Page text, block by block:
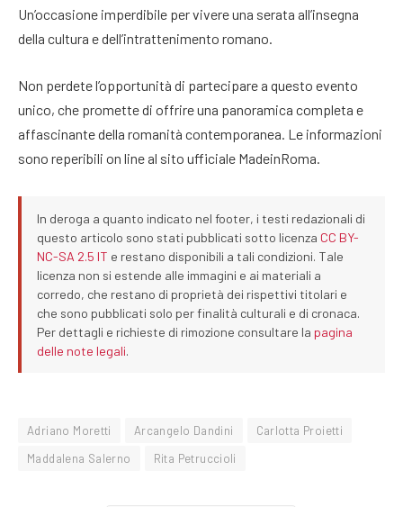
Un’occasione imperdibile per vivere una serata all’insegna
della cultura e dell’intrattenimento romano.
Non perdete l’opportunità di partecipare a questo evento
unico, che promette di offrire una panoramica completa e
affascinante della romanità contemporanea. Le informazioni
sono reperibili on line al sito ufficiale MadeinRoma.
In deroga a quanto indicato nel footer, i testi redazionali di
questo articolo sono stati pubblicati sotto licenza CC BY-
NC-SA 2.5 IT e restano disponibili a tali condizioni. Tale
licenza non si estende alle immagini e ai materiali a
corredo, che restano di proprietà dei rispettivi titolari e
che sono pubblicati solo per finalità culturali e di cronaca.
Per dettagli e richieste di rimozione consultare la pagina
delle note legali.
Adriano Moretti Arcangelo Dandini
Carlotta Proietti
Maddalena Salerno
Rita Petruccioli